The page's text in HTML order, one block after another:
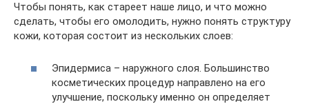
Чтобы понять, как стареет наше лицо, и что можно
сделать, чтобы его омолодить, нужно понять структуру
кожи, которая состоит из нескольких слоев:
Эпидермиса – наружного слоя. Большинство
косметических процедур направлено на его
улучшение, поскольку именно он определяет